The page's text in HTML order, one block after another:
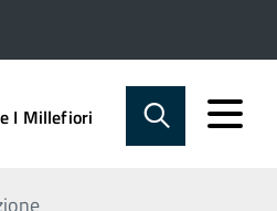
I Millefiori